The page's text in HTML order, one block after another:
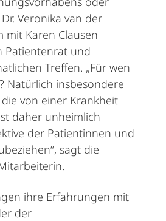
Veronika van der
mit Karen Clausen
Patientenrat und
Treffen. „Für wen
Natürlich insbesondere
von einer Krankheit
daher unheimlich
der Patientinnen und
sagt die
ihre Erfahrungen mit
der